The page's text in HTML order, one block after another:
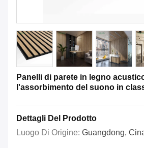
Panelli di parete in legno
l'assorbimento del suono in
Dettagli Del Prodotto
Luogo Di Origine: Guangdong,